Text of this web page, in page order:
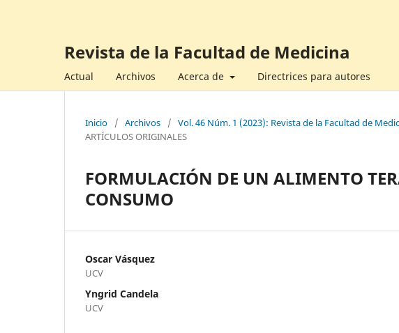
Revista de la Facultad de Medicina
Actual Archivos Acerca de Directrices para autores
Inicio / Archivos / Vol. 46 Núm. 1 (2023): Revista de la Facultad de
ARTÍCULOS ORIGINALES
FORMULACIÓN DE UN ALIMENTO
CONSUMO
Oscar Vásquez
UCV
Yngrid Candela
UCV